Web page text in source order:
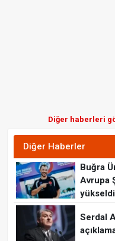
Diğer haberleri
Diğer Haberler
Buğra
Avrupa
yükseldi
Serdal